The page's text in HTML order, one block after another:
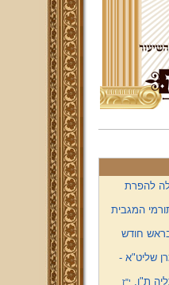
להפרת
המגבית
חודש
שליט"א -
ת"ו, י"ז